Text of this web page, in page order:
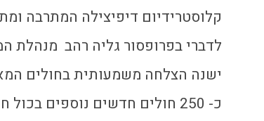
קלוסטרידיום דיפיצילה המתרבה
לדברי בפרופסור גליה רהב מנהלת
ישנה הצלחה משמעותית בחולים
כ- 250 חולים חדשים נוספים בכול חודש, רק בישראל !!!